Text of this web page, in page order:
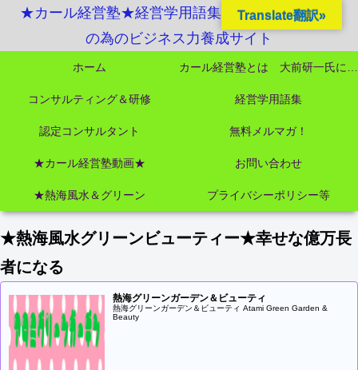
★カール経営塾★経営学用語集起業独立成功MBA
の為のビジネス力養成サイト
ホーム
コンサルティング＆研修 経営学用語集
認定コンサルタント 無料メルマガ！
★カール経営塾動画★ お問い合わせ
★熱海風水＆グリーン プライバシーポリシー等
★熱海風水グリーンビューティー★幸せな億万長
者になる
熱海グリーンガーデン＆ビューティ
熱海グリーンガーデン＆ビューティ Atami Green Garden &
Beauty
Translate翻訳»